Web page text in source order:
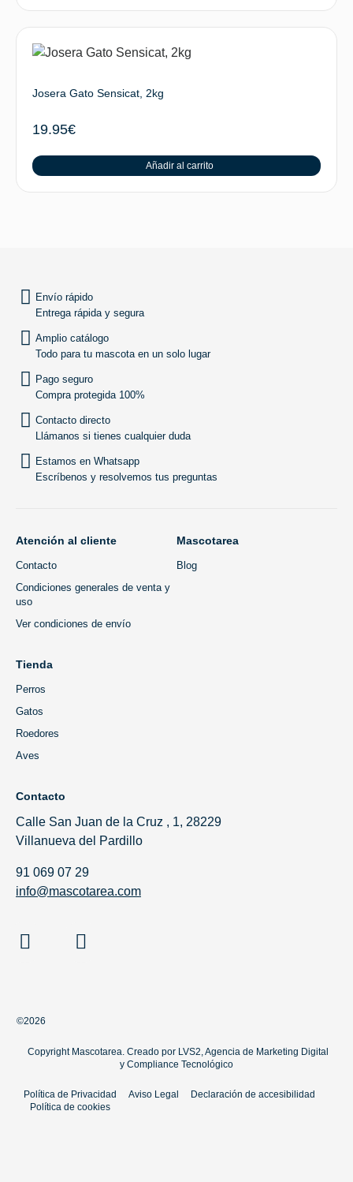
Josera Gato Sensicat, 2kg
19.95€
Añadir al carrito
Envío rápido
Entrega rápida y segura
Amplio catálogo
Todo para tu mascota en un solo lugar
Pago seguro
Compra protegida 100%
Contacto directo
Llámanos si tienes cualquier duda
Estamos en Whatsapp
Escríbenos y resolvemos tus preguntas
Atención al cliente
Contacto
Condiciones generales de venta y
uso
Ver condiciones de envío
Mascotarea
Blog
Tienda
Perros
Gatos
Roedores
Aves
Contacto
Calle San Juan de la Cruz , 1, 28229
Villanueva del Pardillo
91 069 07 29
info@mascotarea.com
©2026
Copyright Mascotarea. Creado porLVS2, Agencia de Marketing Digital
y Compliance Tecnológico
Política de Privacidad Aviso Legal
Declaración de accesibilidad
Política de cookies